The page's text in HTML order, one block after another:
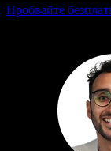
Пробвайте